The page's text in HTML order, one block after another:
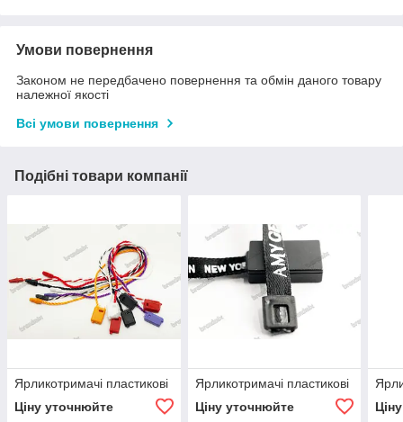
Умови повернення
Законом не передбачено повернення та обмін даного товару
належної якості
Всі умови повернення
Подібні товари компанії
Ярликотримачі пластикові
Ціну уточнюйте
Ярликотримачі пластикові
Ціну уточнюйте